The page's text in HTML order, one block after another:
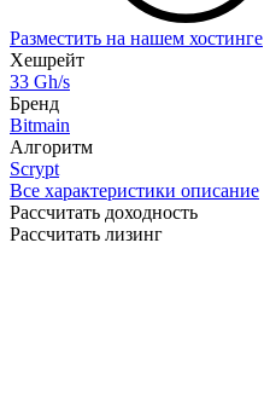
Разместить на нашем хостинге
Хешрейт
33 Gh/s
Бренд
Bitmain
Алгоритм
Scrypt
Все характеристики описание
Рассчитать доходность
Рассчитать лизинг